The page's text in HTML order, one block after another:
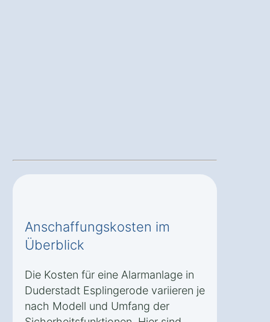
Anschaffungskosten im
Überblick
Die Kosten für eine Alarmanlage in
Duderstadt Esplingerode variieren je
nach Modell und Umfang der